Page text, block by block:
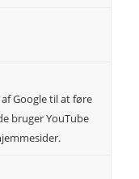
Google til at føre
bruger YouTube